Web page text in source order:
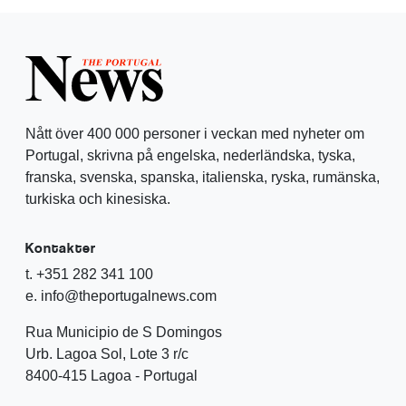
Nått över 400 000 personer i veckan med nyheter om
Portugal, skrivna på engelska, nederländska, tyska,
franska, svenska, spanska, italienska, ryska, rumänska,
turkiska och kinesiska.
Kontakter
t. +351 282 341 100
e. info@theportugalnews.com
Rua Municipio de S Domingos
Urb. Lagoa Sol, Lote 3 r/c
8400-415 Lagoa - Portugal